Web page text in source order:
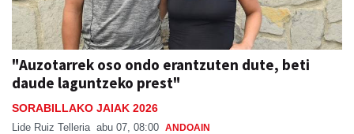
"Auzotarrek oso ondo erantzuten dute, beti
daude laguntzeko prest"
SORABILLAKO JAIAK 2026
Lide Ruiz Telleria abu 07, 08:00 ANDOAIN